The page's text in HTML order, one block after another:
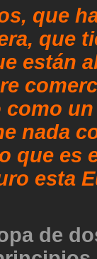
que
que
están
nada
que es
esta
de